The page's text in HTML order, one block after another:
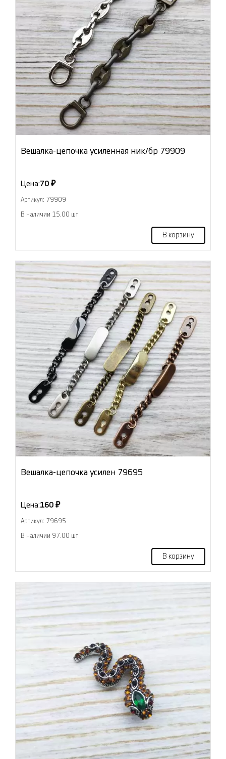
Вешалка-цепочка усиленная ник/бр 79909
Цена:70 ₽
Артикул: 79909
В наличии 15.00 шт
В корзину
Вешалка-цепочка усилен 79695
Цена:160 ₽
Артикул: 79695
В наличии 97.00 шт
В корзину